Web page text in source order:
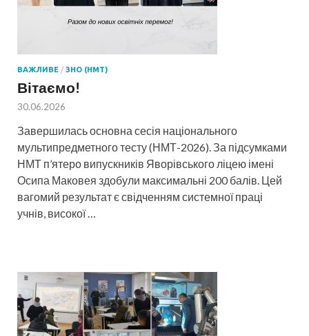
ВАЖЛИВЕ / ЗНО (НМТ)
Вітаємо!
30.06.2026
Завершилась основна сесія національного
мультипредметного тесту (НМТ-2026). За підсумками
НМТ п’ятеро випускників Яворівського ліцею імені
Осипа Маковея здобули максимальні 200 балів. Цей
вагомий результат є свідченням системної праці
учнів, високої …